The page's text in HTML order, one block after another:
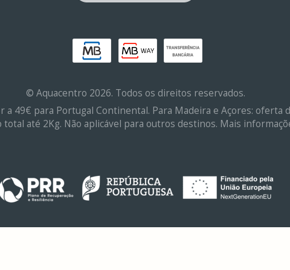
© Aquacentro 2026. Todos os direitos reservados.
49€ para Portugal Continental. Para Madeira e Açores: oferta
total até 2Kg. Não aplicável para outros destinos. Mais